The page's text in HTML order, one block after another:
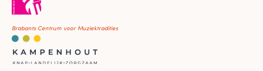
Brabants Centrum voor Muziektradities